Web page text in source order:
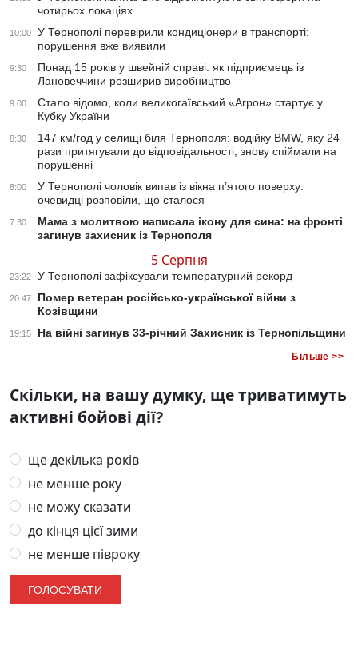
чотирьох локаціях
10:00
У Тернополі перевірили кондиціонери в транспорті:
порушення вже виявили
9:30
Понад 15 років у швейній справі: як підприємець із
Лановеччини розширив виробництво
9:00
Стало відомо, коли великогаївський «Агрон» стартує у
Кубку України
8:30
147 км/год у селищі біля Тернополя: водійку BMW, яку 24
рази притягували до відповідальності, знову спіймали на
порушенні
8:00
У Тернополі чоловік випав із вікна п’ятого поверху:
очевидці розповіли, що сталося
7:30
Мама з молитвою написала ікону для сина: на фронті
загинув захисник із Тернополя
5 Серпня
23:22 У Тернополі зафіксували температурний рекорд
20:47
Помер ветеран російсько-української війни з
Козівщини
19:15 На війні загинув 33-річний Захисник із Тернопільщини
Більше >>
Скільки, на вашу думку, ще триватимуть
активні бойові дії?
ще декілька років
не менше року
не можу сказати
до кінця цієї зими
не менше півроку